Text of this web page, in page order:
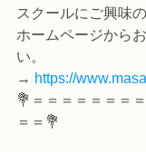
スクールにご興味
ホームページから
い。
→ https://
💐＝＝＝＝＝＝＝
＝＝💐